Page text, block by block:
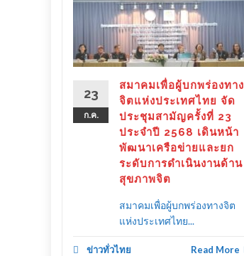
23
ก.ค.
สมาคมเพื่อผู้บกพร่องทาง
จิตแห่งประเทศไทย จัด
ประชุมสามัญครั้งที่ 23
ประจำปี 2568 เดินหน้า
พัฒนาเครือข่ายและยก
ระดับการดำเนินงานด้าน
สุขภาพจิต
สมาคมเพื่อผู้บกพร่องทางจิต
แห่งประเทศไทย...
ข่าวทั่วไทย Read More